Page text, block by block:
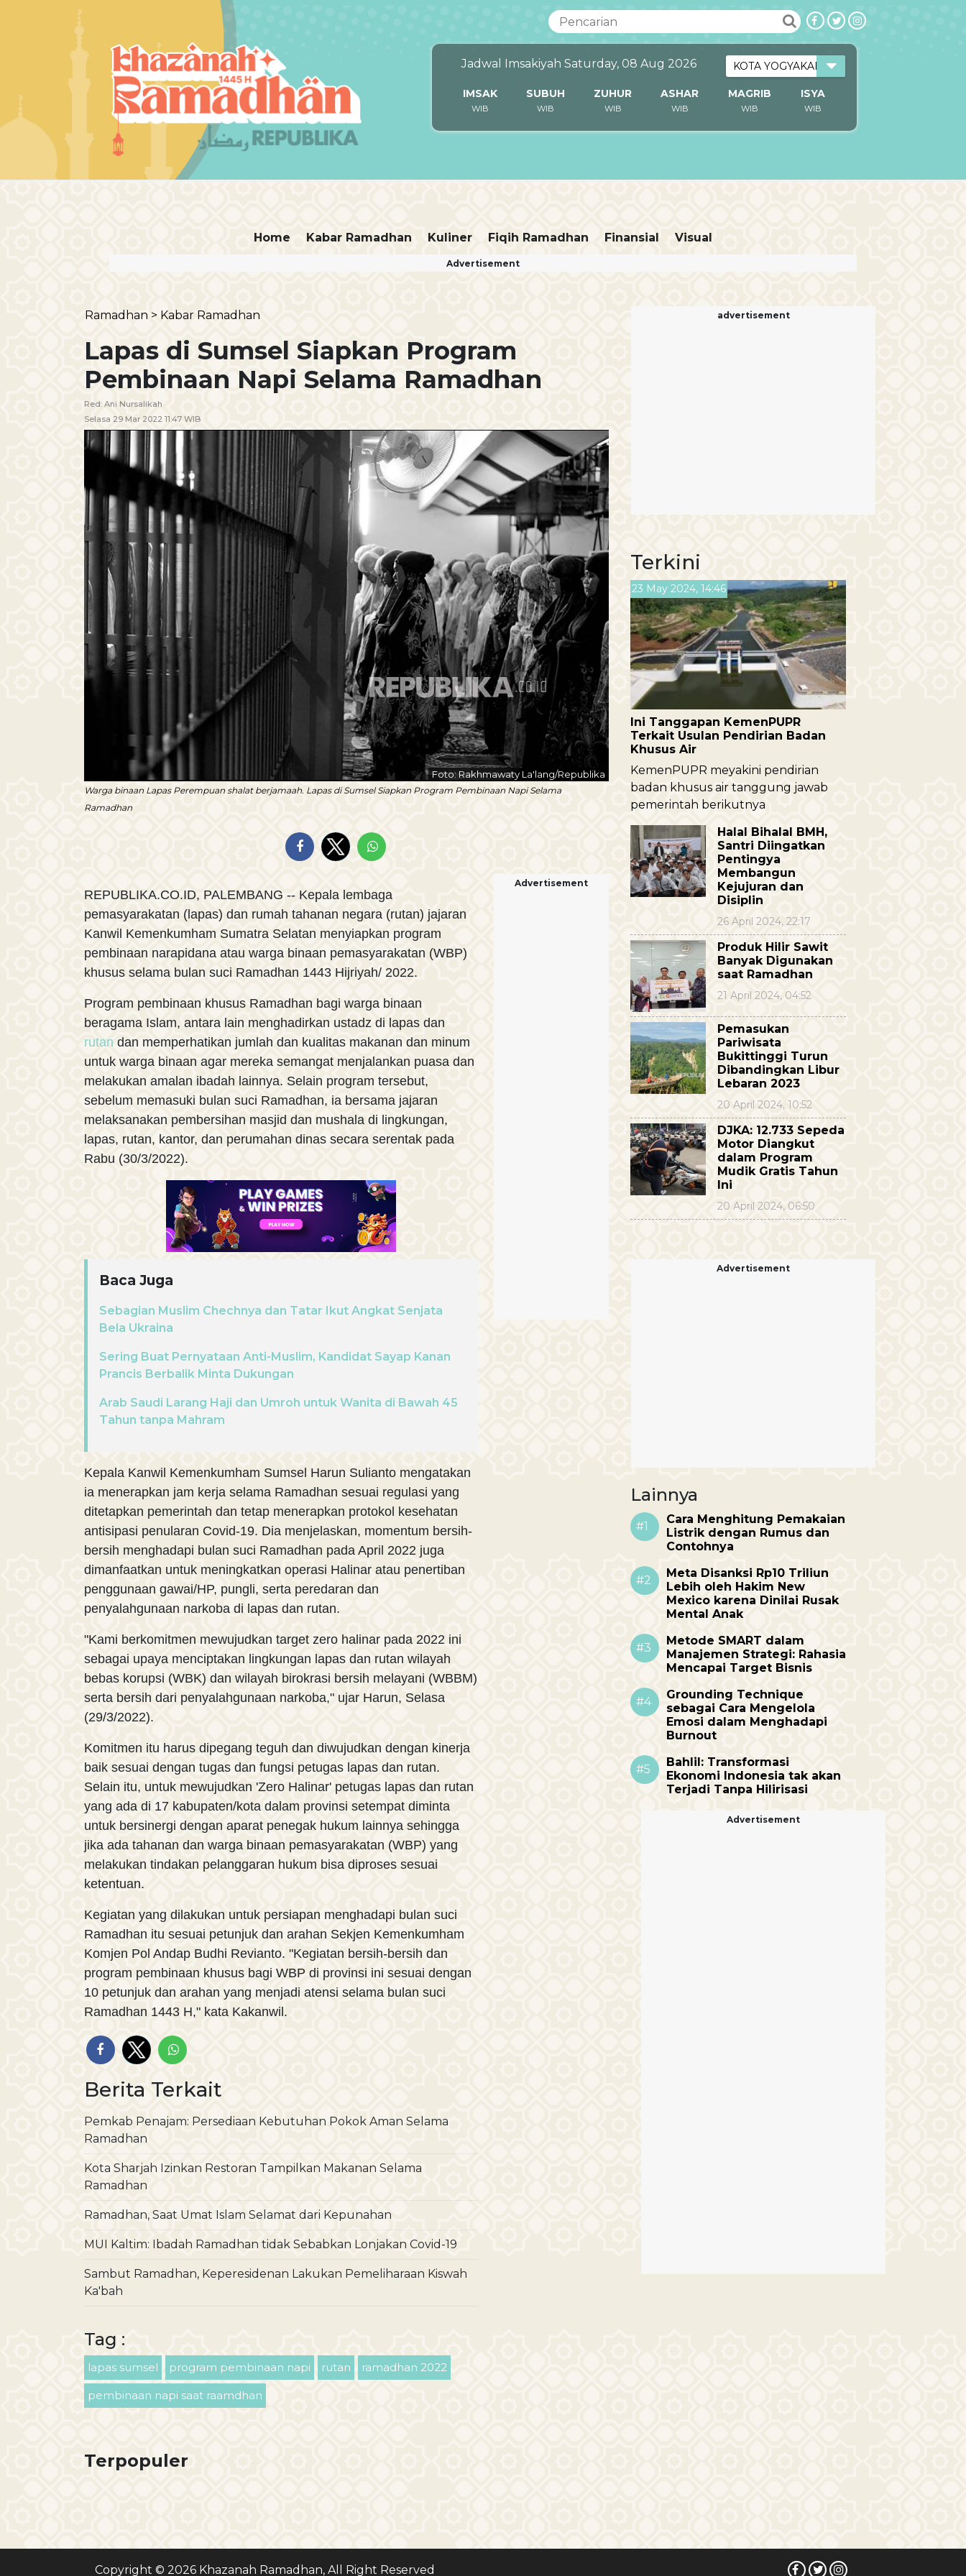
Jadwal Imsakiyah Saturday, 08 Aug 2026
IMSAK SUBUH ZUHUR ASHAR MAGRIB ISYA
WIB WIB WIB WIB WIB WIB
Home Kabar Ramadhan Kuliner Fiqih Ramadhan Finansial Visual
Advertisement
Ramadhan > Kabar Ramadhan
Lapas di Sumsel Siapkan Program
Pembinaan Napi Selama Ramadhan
Red: Ani Nursalikah
Selasa 29 Mar 2022 11:47 WIB
Foto: Rakhmawaty La'lang/Republika
Warga binaan Lapas Perempuan shalat berjamaah. Lapas di Sumsel Siapkan Program Pembinaan Napi Selama
Ramadhan
REPUBLIKA.CO.ID, PALEMBANG -- Kepala lembaga
pemasyarakatan (lapas) dan rumah tahanan negara (rutan) jajaran
Kanwil Kemenkumham Sumatra Selatan menyiapkan program
pembinaan narapidana atau warga binaan pemasyarakatan (WBP)
khusus selama bulan suci Ramadhan 1443 Hijriyah/ 2022.
Program pembinaan khusus Ramadhan bagi warga binaan
beragama Islam, antara lain menghadirkan ustadz di lapas dan
rutan dan memperhatikan jumlah dan kualitas makanan dan minum
untuk warga binaan agar mereka semangat menjalankan puasa dan
melakukan amalan ibadah lainnya. Selain program tersebut,
sebelum memasuki bulan suci Ramadhan, ia bersama jajaran
melaksanakan pembersihan masjid dan mushala di lingkungan,
lapas, rutan, kantor, dan perumahan dinas secara serentak pada
Rabu (30/3/2022).
Baca Juga
Sebagian Muslim Chechnya dan Tatar Ikut Angkat Senjata
Bela Ukraina
Sering Buat Pernyataan Anti-Muslim, Kandidat Sayap Kanan
Prancis Berbalik Minta Dukungan
Arab Saudi Larang Haji dan Umroh untuk Wanita di Bawah 45
Tahun tanpa Mahram
Kepala Kanwil Kemenkumham Sumsel Harun Sulianto mengatakan
ia menerapkan jam kerja selama Ramadhan sesuai regulasi yang
ditetapkan pemerintah dan tetap menerapkan protokol kesehatan
antisipasi penularan Covid-19. Dia menjelaskan, momentum bersih-
bersih menghadapi bulan suci Ramadhan pada April 2022 juga
dimanfaatkan untuk meningkatkan operasi Halinar atau penertiban
penggunaan gawai/HP, pungli, serta peredaran dan
penyalahgunaan narkoba di lapas dan rutan.
"Kami berkomitmen mewujudkan target zero halinar pada 2022 ini
sebagai upaya menciptakan lingkungan lapas dan rutan wilayah
bebas korupsi (WBK) dan wilayah birokrasi bersih melayani (WBBM)
serta bersih dari penyalahgunaan narkoba," ujar Harun, Selasa
(29/3/2022).
Komitmen itu harus dipegang teguh dan diwujudkan dengan kinerja
baik sesuai dengan tugas dan fungsi petugas lapas dan rutan.
Selain itu, untuk mewujudkan 'Zero Halinar' petugas lapas dan rutan
yang ada di 17 kabupaten/kota dalam provinsi setempat diminta
untuk bersinergi dengan aparat penegak hukum lainnya sehingga
jika ada tahanan dan warga binaan pemasyarakatan (WBP) yang
melakukan tindakan pelanggaran hukum bisa diproses sesuai
ketentuan.
Kegiatan yang dilakukan untuk persiapan menghadapi bulan suci
Ramadhan itu sesuai petunjuk dan arahan Sekjen Kemenkumham
Komjen Pol Andap Budhi Revianto. "Kegiatan bersih-bersih dan
program pembinaan khusus bagi WBP di provinsi ini sesuai dengan
10 petunjuk dan arahan yang menjadi atensi selama bulan suci
Ramadhan 1443 H," kata Kakanwil.
Berita Terkait
Pemkab Penajam: Persediaan Kebutuhan Pokok Aman Selama
Ramadhan
Kota Sharjah Izinkan Restoran Tampilkan Makanan Selama
Ramadhan
Ramadhan, Saat Umat Islam Selamat dari Kepunahan
MUI Kaltim: Ibadah Ramadhan tidak Sebabkan Lonjakan Covid-19
Sambut Ramadhan, Keperesidenan Lakukan Pemeliharaan Kiswah
Ka'bah
Tag :
lapas sumsel program pembinaan napi rutan ramadhan 2022
pembinaan napi saat raamdhan
Terpopuler
Advertisement
advertisement
Terkini
23 May 2024, 14:46
Ini Tanggapan KemenPUPR
Terkait Usulan Pendirian Badan
Khusus Air
KemenPUPR meyakini pendirian
badan khusus air tanggung jawab
pemerintah berikutnya
Halal Bihalal BMH,
Santri Diingatkan
Pentingya
Membangun
Kejujuran dan
Disiplin
26 April 2024, 22:17
Produk Hilir Sawit
Banyak Digunakan
saat Ramadhan
21 April 2024, 04:52
Pemasukan
Pariwisata
Bukittinggi Turun
Dibandingkan Libur
Lebaran 2023
20 April 2024, 10:52
DJKA: 12.733 Sepeda
Motor Diangkut
dalam Program
Mudik Gratis Tahun
Ini
20 April 2024, 06:50
Advertisement
Lainnya
#1
Cara Menghitung Pemakaian
Listrik dengan Rumus dan
Contohnya
#2
Meta Disanksi Rp10 Triliun
Lebih oleh Hakim New
Mexico karena Dinilai Rusak
Mental Anak
#3
Metode SMART dalam
Manajemen Strategi: Rahasia
Mencapai Target Bisnis
#4
Grounding Technique
sebagai Cara Mengelola
Emosi dalam Menghadapi
Burnout
#5
Bahlil: Transformasi
Ekonomi Indonesia tak akan
Terjadi Tanpa Hilirisasi
Advertisement
Copyright © 2026 Khazanah Ramadhan, All Right Reserved